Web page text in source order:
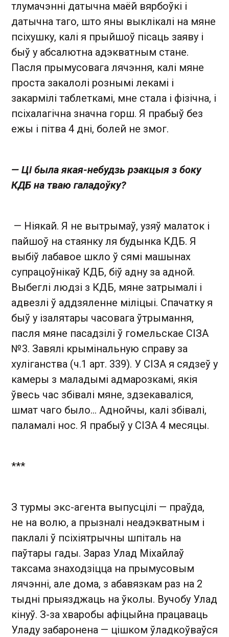
тлумачэнні датычна маёй вярбоўкі і
датычна таго, што яны выклікалі на мяне
псіхушку, калі я прыйшоў пісаць заяву і
быў у абсалютна адэкватным стане.
Пасля прымусовага лячэння, калі мяне
проста закалолі рознымі лекамі і
закармілі таблеткамі, мне стала і фізічна, і
псіхалагічна значна горш. Я прабыў без
ежы і пітва 4 дні, болей не змог.
— Ці была якая-небудзь рэакцыя з боку
КДБ на тваю галадоўку?
— Ніякай. Я не вытрымаў, узяў малаток і
пайшоў на стаянку ля будынка КДБ. Я
выбіў лабавое шкло ў сямі машынах
супрацоўнікаў КДБ, біў адну за адной.
Выбеглі людзі з КДБ, мяне затрымалі і
адвезлі ў аддзяленне міліцыі. Спачатку я
быў у ізалятары часовага ўтрымання,
пасля мяне пасадзілі ў гомельскае СІЗА
№3. Завялі крымінальную справу за
хуліганства (ч.1 арт. 339). У СІЗА я сядзеў у
камеры з маладымі адмарозкамі, якія
ўвесь час збівалі мяне, здзекаваліся,
шмат чаго было… Аднойчы, калі збівалі,
паламалі нос. Я прабыў у СІЗА 4 месяцы.
***
З турмы экс-агента выпусцілі — праўда,
не на волю, а прызналі неадэкватным і
паклалі ў псіхіятрычны шпіталь на
паўтары гады. Зараз Улад Міхайлаў
таксама знаходзіцца на прымусовым
лячэнні, але дома, з абавязкам раз на 2
тыдні прыязджаць на ўколы. Вучобу Улад
кінуў. З-за хваробы афіцыйна працаваць
Уладу забаронена — цішком ўладкоўваўся